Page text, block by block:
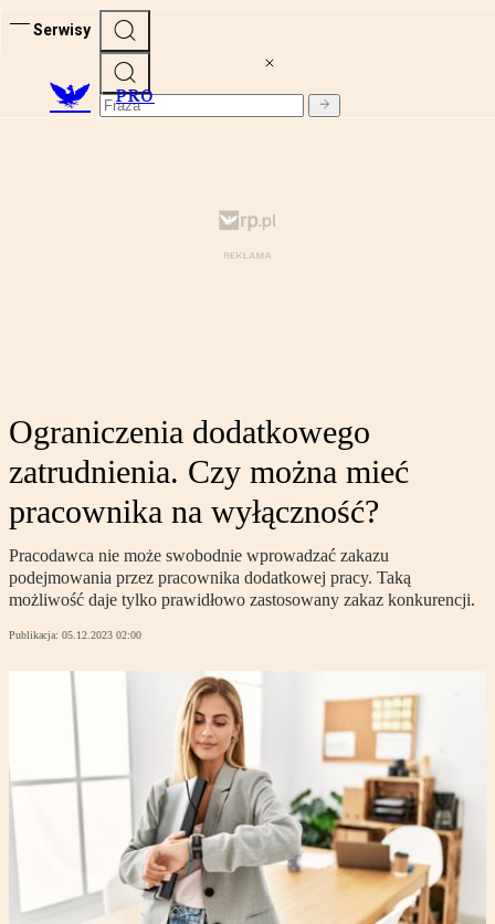
Serwisy
PRO
Ograniczenia dodatkowego
zatrudnienia. Czy można mieć
pracownika na wyłączność?
Pracodawca nie może swobodnie wprowadzać zakazu
podejmowania przez pracownika dodatkowej pracy. Taką
możliwość daje tylko prawidłowo zastosowany zakaz konkurencji.
Publikacja: 05.12.2023 02:00